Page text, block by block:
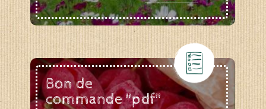
Bon de
commande "pdf"